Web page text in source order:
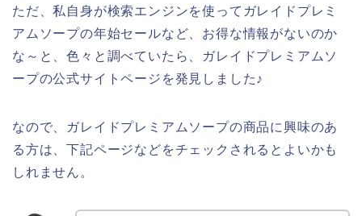
ただ、私自身が検索エンジンを使ってガレイドプレミ
アムソープの年始セールなど、お得な情報がないのか
な～と、色々と調べていたら、ガレイドプレミアムソ
ープの公式サイトページを発見しました♪
なので、ガレイドプレミアムソープの商品に興味のあ
る方は、下記ページなどをチェックされるとよいかも
しれません。